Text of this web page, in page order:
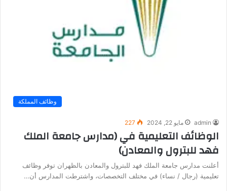
وظائف المملكة
admin مايو 22, 2024 227
الوظائف التعليمية في (مدارس جامعة الملك
فهد للبترول والمعادن)
أعلنت مدارس جامعة الملك فهد للبترول والمعادن بالظهران توفر وظائف
تعليمية (رجال / نساء) في مختلف التخصصات، واشترطت المدارس أن…